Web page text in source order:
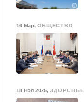
16 Мар, ОБЩЕСТВО
18 Ноя 2025, ЗДОРОВЬЕ